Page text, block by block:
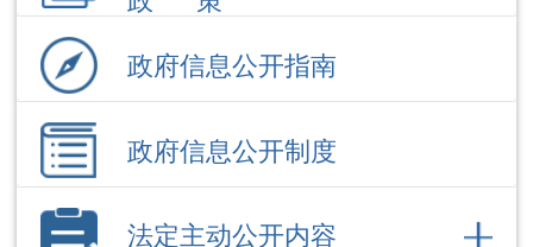
政府信息公开指南
政府信息公开制度
法定主动公开内容
政府信息公开年报